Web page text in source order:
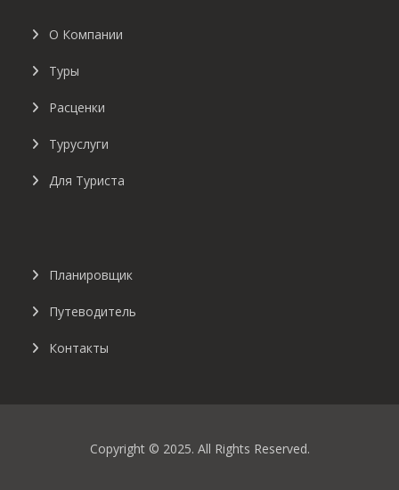
О Компании
Туры
Расценки
Туруслуги
Для Туриста
Планировщик
Путеводитель
Контакты
Copyright © 2025. All Rights Reserved.